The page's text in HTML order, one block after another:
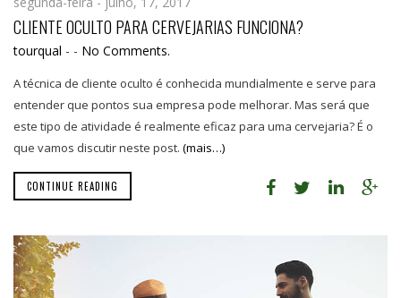
CLIENTE OCULTO PARA CERVEJARIAS FUNCIONA?
tourqual - - No Comments.
A técnica de cliente oculto é conhecida mundialmente e serve para
entender que pontos sua empresa pode melhorar. Mas será que
este tipo de atividade é realmente eficaz para uma cervejaria? É o
que vamos discutir neste post. (mais…)
CONTINUE READING